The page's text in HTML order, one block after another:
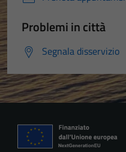
Problemi in città
Segnala disservizio